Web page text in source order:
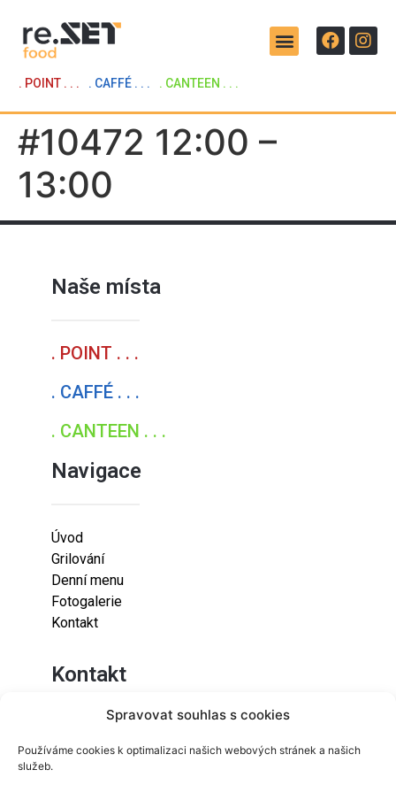
Spravovat souhlas s cookies
Používáme cookies k optimalizaci našich webových stránek a našich
služeb.
. POINT . . . . CAFFÉ . . . . CANTEEN . . .
#10472 12:00 –
13:00
Naše místa
. POINT . . .
. CAFFÉ . . .
. CANTEEN . . .
Navigace
Úvod
Grilování
Denní menu
Fotogalerie
Kontakt
Kontakt
Lazaretní 925/9